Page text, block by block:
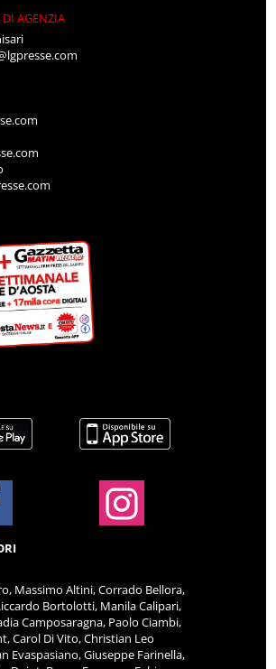
DI AGENZIA
Massimo Altini, Corrado Bellora,
Bortolotti, Manila Calipari,
Camposaragna, Paolo Ciambi,
Carol Di Vito, Christian Leo
Evaspasiano, Giuseppe Farinella,